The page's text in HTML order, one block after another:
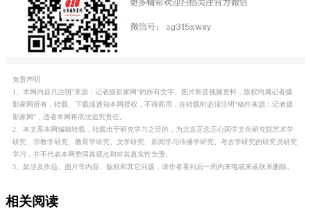
免责声明
1、本网内容凡注明"来源：记者摄影家网"的所有文字、图片和音视频资料，版权均属记者摄
影家网所有，转载、下载须通知本网授权，不得商用，在转载时必须注明"稿件来源：记者摄
影家网"，违者本网将依法追究责任。
2、本文系本网编辑转载，转载出于研究学习之目的，为北京正念正心国学文化研究院艺术学
研究、宗教学研究、教育学研究、文学研究、新闻学与传播学研究、考古学研究的研究员研究
学习，并不代表本网赞同其观点和对其真实性负责。
3、如涉及作品、图片等内容、版权和其它问题，请作者看到后一周内来电或来函联系删除。
相关阅读